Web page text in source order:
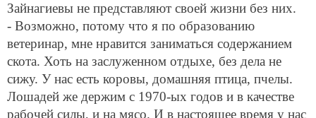
Зайнагиевы не представляют своей жизни без них.
- Возможно, потому что я по образованию
ветеринар, мне нравится заниматься содержанием
скота. Хоть на заслуженном отдыхе, без дела не
сижу. У нас есть коровы, домашняя птица, пчелы.
Лошадей же держим с 1970-ых годов и в качестве
рабочей силы, и на мясо. И в настоящее время у нас